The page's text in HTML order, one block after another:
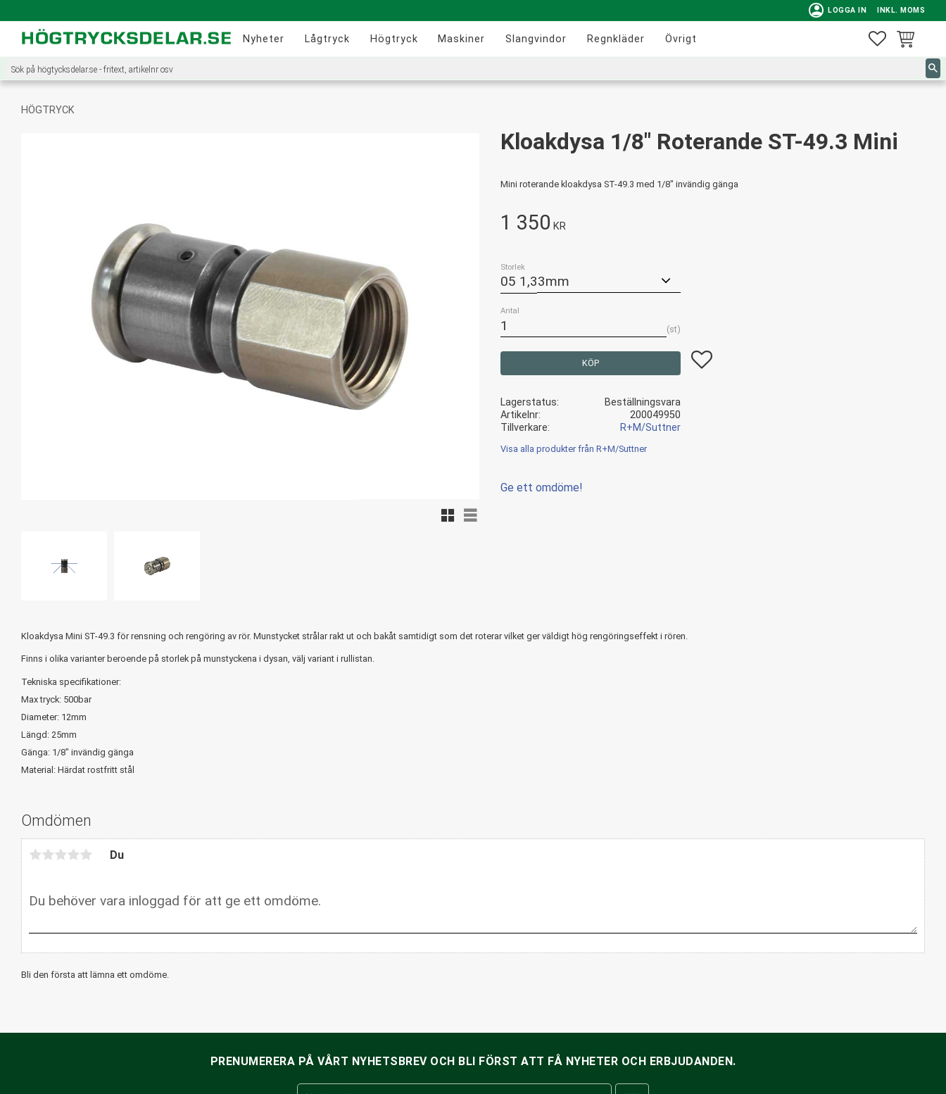
person LOGGA IN INKL. MOMS
Nyheter Lågtryck Högtryck Maskiner Slangvindor Regnkläder Övrigt FAVORITER
HÖGTRYCK
Kloakdysa 1/8" Roterande ST-49.3 Mini
Mini roterande kloakdysa ST-49.3 med 1/8" invändig gänga
Rutnätsvy
Listvy
1 350 KR
Storlek
Antal
st
KÖP Lägg till i favoriter
Lagerstatus
Beställningsvara
Artikelnr
200049950
Tillverkare
R+M/Suttner
Visa alla produkter från R+M/Suttner
Ge ett omdöme!
Kloakdysa Mini ST-49.3 för rensning och rengöring av rör. Munstycket strålar rakt ut och bakåt samtidigt som det roterar vilket ger väldigt hög rengöringseffekt i rören.
Finns i olika varianter beroende på storlek på munstyckena i dysan, välj variant i rullistan.
Tekniska specifikationer:
Max tryck: 500bar
Diameter: 12mm
Längd: 25mm
Gänga: 1/8" invändig gänga
Material: Härdat rostfritt stål
Omdömen
Du
Bli den första att lämna ett omdöme.
PRENUMERERA PÅ VÅRT NYHETSBREV OCH BLI FÖRST ATT FÅ NYHETER OCH ERBJUDANDEN.